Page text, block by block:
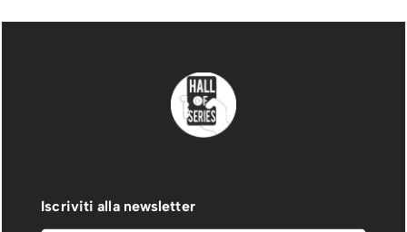
Iscriviti alla newsletter